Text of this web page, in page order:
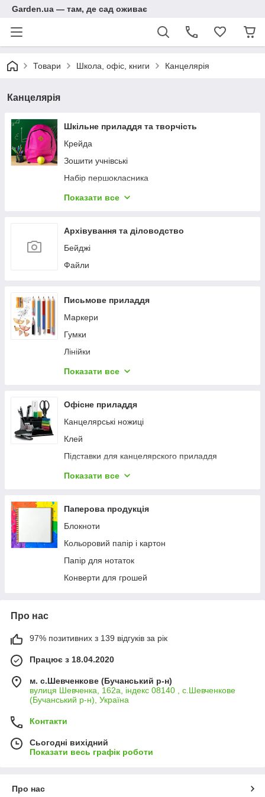
Garden.ua — там, де сад оживає
Товари Школа, офіс, книги Канцелярія
Канцелярія
Шкільне приладдя та творчість
Крейда
Зошити учнівські
Набір першокласника
Підставки для книг
Фломастери
Шкільні портфелі та папки
Щоденники
Фартухи для творчості
Шкільні рюкзаки та ранці
Пляшки для води
Дошки для пластиліну
Зошити для малювання
Термоси та термокухлі
Обкладинки для зошитів і підручників
Атласи та контурні карти
Показати все
Архівування та діловодство
Бейджі
Файли
Письмове приладдя
Маркери
Гумки
Лінійки
Олівці
Стругачки для олівців
Циркулі та готовальні
Коректори
Показати все
Офісне приладдя
Канцелярські ножиці
Клей
Підставки для канцелярского приладдя
Ножі канцелярські
Степлери
Клейка стрічка, скотч, стрейч плівка
Показати все
Паперова продукція
Блокноти
Кольоровий папір і картон
Папір для нотаток
Конверти для грошей
Про нас
97% позитивних з 139 відгуків за рік
Працює з 18.04.2020
м. с.Шевченкове (Бучанський р-н)
вулиця Шевченка, 162а, індекс 08140 , с.Шевченкове
(Бучанський р-н), Україна
Контакти
Сьогодні вихідний
Показати весь графік роботи
Про нас